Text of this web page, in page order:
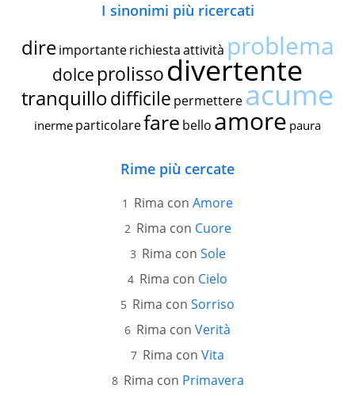
I sinonimi più ricercati
dire importante richiestaattività problema
dolce prolissodivertente
tranquillodifficile permettereacume
inerme particolarefare bello amore paura
Rime più cercate
Rima con Amore
Rima con Cuore
Rima con Sole
Rima con Cielo
Rima con Sorriso
Rima con Verità
Rima con Vita
Rima con Primavera